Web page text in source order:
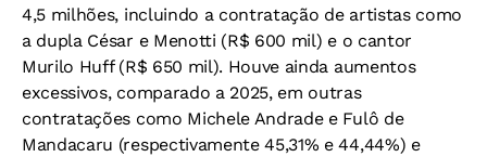
4,5 milhões, incluindo a contratação de artistas como
a dupla César e Menotti (R$ 600 mil) e o cantor
Murilo Huff (R$ 650 mil). Houve ainda aumentos
excessivos, comparado a 2025, em outras
contratações como Michele Andrade e Fulô de
Mandacaru (respectivamente 45,31% e 44,44%) e